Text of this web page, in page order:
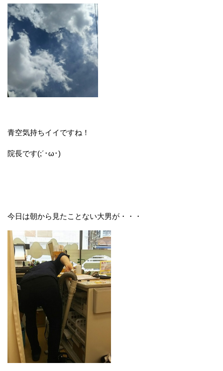
青空気持ちイイですね！
院長です(;´･ω･)
今日は朝から見たことない大男が・・・